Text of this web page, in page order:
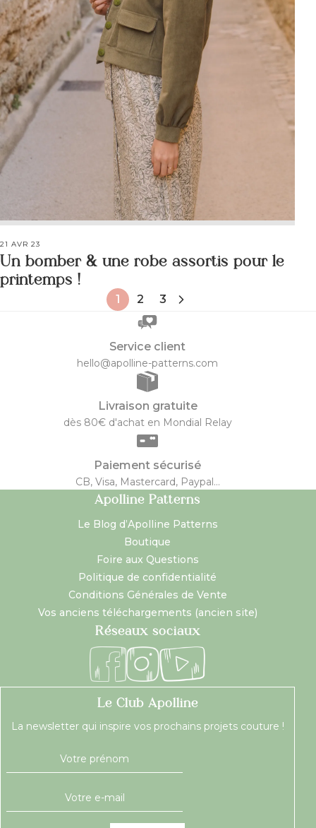
21 AVR 23
Un bomber & une robe assortis pour le
printemps !
1 2 3
Service client
hello@apolline-patterns.com
Livraison gratuite
dès 80€ d'achat en Mondial Relay
Paiement sécurisé
CB, Visa, Mastercard, Paypal...
Apolline Patterns
Le Blog d’Apolline Patterns
Boutique
Foire aux Questions
Politique de confidentialité
Conditions Générales de Vente
Vos anciens téléchargements (ancien site)
Réseaux sociaux
Le Club Apolline
La newsletter qui inspire vos prochains projets couture !